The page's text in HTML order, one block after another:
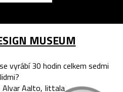
MUSEUM
vyrábí 30 hodin celkem sedmi
lidmi?
Alvar Aalto, Iittala